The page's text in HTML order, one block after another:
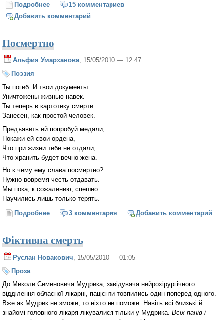
Подробнее о Приманка
15 комментариев
Добавить комментарий
Посмертно
Альфия Умарханова, 15/05/2010 — 12:47
Поэзия
Ты погиб. И твои документы
Уничтожены жизнью навек.
Ты теперь в картотеку смерти
Занесен, как простой человек.
Предъявить ей попробуй медали,
Покажи ей свои ордена,
Что при жизни тебе не отдали,
Что хранить будет вечно жена.
Но к чему ему слава посмертно?
Нужно вовремя честь отдавать.
Мы пока, к сожалению, спешно
Научились лишь только терять.
Подробнее о Посмертно
3 комментария Добавить комментарий
Фіктивна смерть
Руслан Новакович , 15/05/2010 — 01:05
Проза
До Миколи Семеновича Мудрика, завідувача нейрохірургічного
відділення обласної лікарні, пацієнти товпились один поперед одного.
Вже як Мудрик не зможе, то ніхто не поможе. Навіть всі близькі й
знайомі головного лікаря лікувалися тільки у Мудрика. Всіх панів і